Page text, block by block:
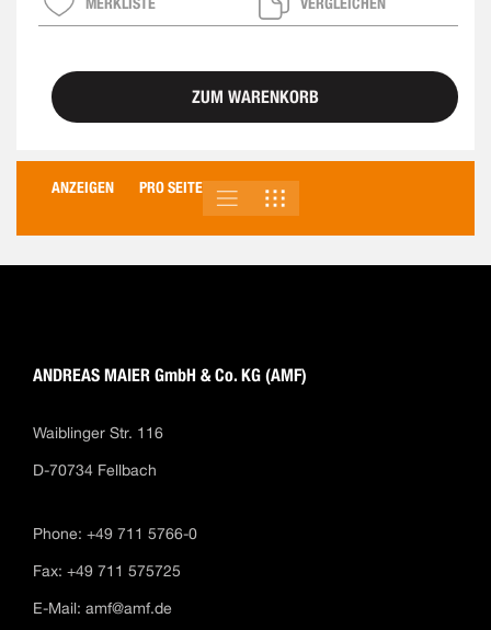
MERKLISTE VERGLEICHEN
ZUM WARENKORB
ANZEIGEN PRO SEITE
ANSICHT
ALS
LISTE
ANDREAS MAIER GmbH & Co. KG (AMF)
Waiblinger Str. 116
D-70734 Fellbach
Phone: +49 711 5766-0
Fax: +49 711 575725
E-Mail: amf@amf.de